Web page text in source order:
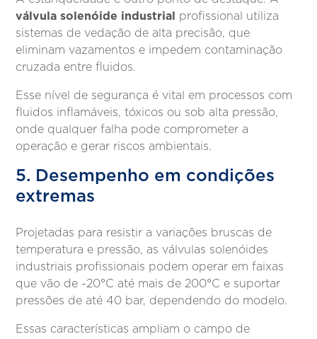
válvula solenóide industrial profissional utiliza
sistemas de vedação de alta precisão, que
eliminam vazamentos e impedem contaminação
cruzada entre fluidos.
Esse nível de segurança é vital em processos com
fluidos inflamáveis, tóxicos ou sob alta pressão,
onde qualquer falha pode comprometer a
operação e gerar riscos ambientais.
5. Desempenho em condições
extremas
Projetadas para resistir a variações bruscas de
temperatura e pressão, as válvulas solenóides
industriais profissionais podem operar em faixas
que vão de -20°C até mais de 200°C e suportar
pressões de até 40 bar, dependendo do modelo.
Essas características ampliam o campo de